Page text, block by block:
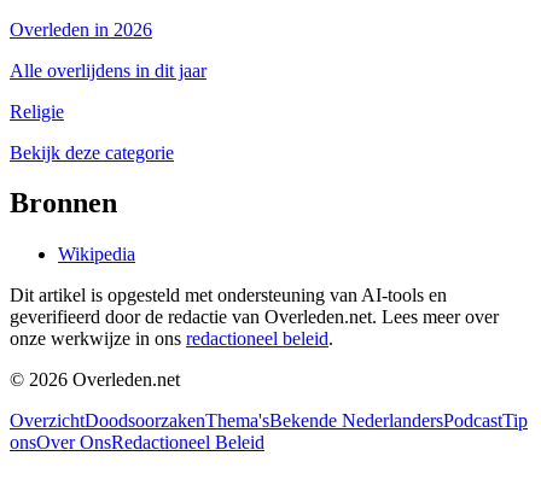
Overleden in 2026
Alle overlijdens in dit jaar
Religie
Bekijk deze categorie
Bronnen
Wikipedia
Dit artikel is opgesteld met ondersteuning van AI-tools en
geverifieerd door de redactie van Overleden.net. Lees meer over
onze werkwijze in ons redactioneel beleid.
© 2026 Overleden.net
OverzichtDoodsoorzakenThema'sBekende NederlandersPodcastTip
onsOver OnsRedactioneel Beleid